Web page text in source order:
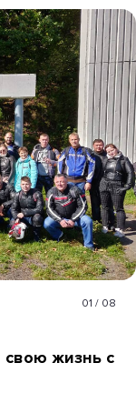
01 / 08
свою жизнь с